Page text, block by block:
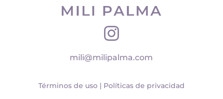
mili@milipalma.com
Términos de uso | Políticas de privacidad